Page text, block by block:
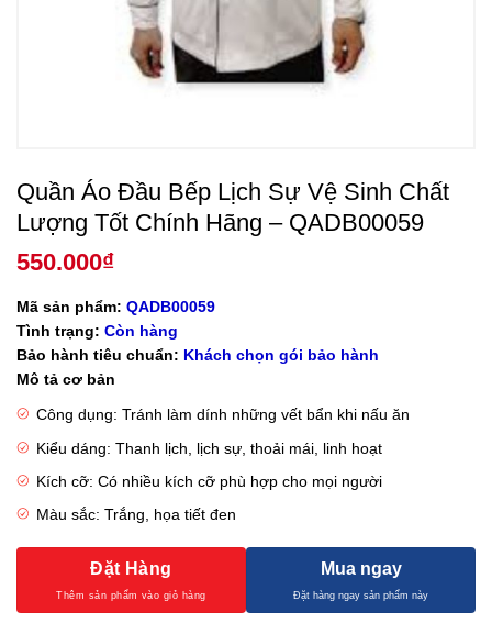
Quần Áo Đầu Bếp Lịch Sự Vệ Sinh Chất
Lượng Tốt Chính Hãng – QADB00059
550.000₫
Mã sản phẩm: QADB00059
Tình trạng: Còn hàng
Bảo hành tiêu chuẩn: Khách chọn gói bảo hành
Mô tả cơ bản
Công dụng: Tránh làm dính những vết bẩn khi nấu ăn
Kiểu dáng: Thanh lịch, lịch sự, thoải mái, linh hoạt
Kích cỡ: Có nhiều kích cỡ phù hợp cho mọi người
Màu sắc: Trắng, họa tiết đen
Đặt Hàng Mua ngay